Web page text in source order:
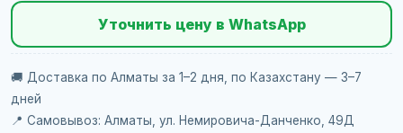
Уточнить цену в WhatsApp
🚚 Доставка по Алматы за 1–2 дня, по Казахстану — 3–7
дней
📍 Самовывоз: Алматы, ул. Немировича-Данченко, 49Д